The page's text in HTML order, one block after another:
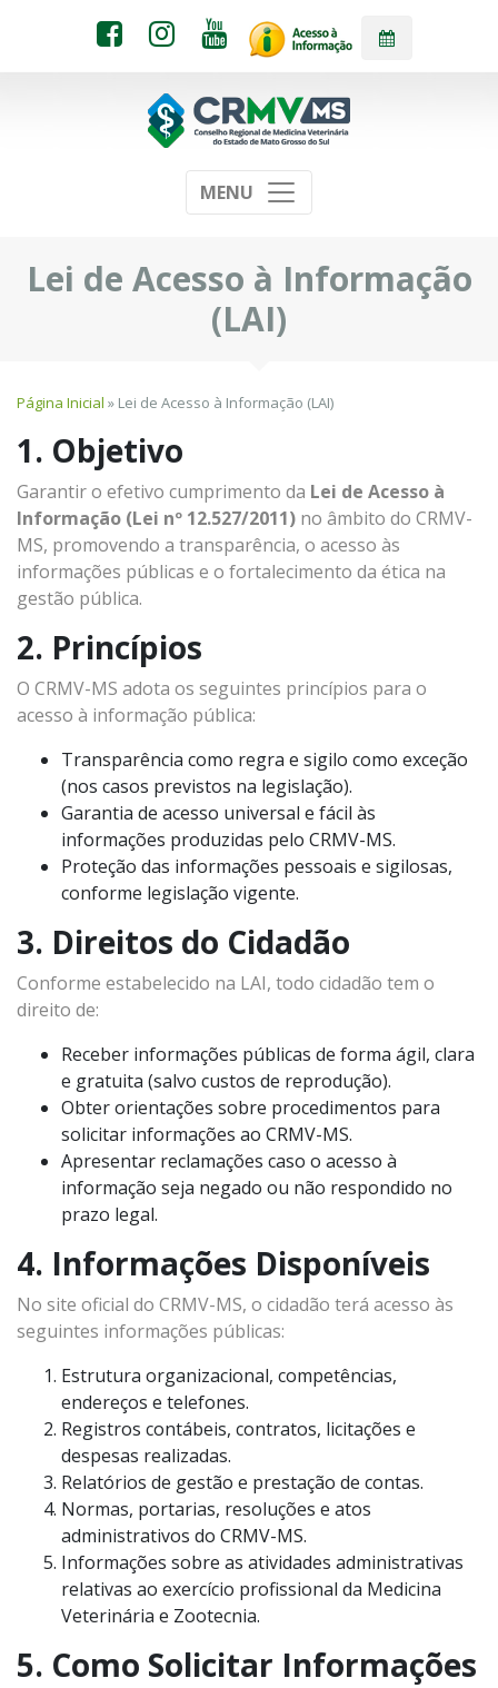
MENU
Lei de Acesso à Informação
(LAI)
Página Inicial » Lei de Acesso à Informação (LAI)
1. Objetivo
Garantir o efetivo cumprimento da Lei de Acesso à
Informação (Lei nº 12.527/2011) no âmbito do CRMV-
MS, promovendo a transparência, o acesso às
informações públicas e o fortalecimento da ética na
gestão pública.
2. Princípios
O CRMV-MS adota os seguintes princípios para o
acesso à informação pública:
Transparência como regra e sigilo como exceção
(nos casos previstos na legislação).
Garantia de acesso universal e fácil às
informações produzidas pelo CRMV-MS.
Proteção das informações pessoais e sigilosas,
conforme legislação vigente.
3. Direitos do Cidadão
Conforme estabelecido na LAI, todo cidadão tem o
direito de:
Receber informações públicas de forma ágil, clara
e gratuita (salvo custos de reprodução).
Obter orientações sobre procedimentos para
solicitar informações ao CRMV-MS.
Apresentar reclamações caso o acesso à
informação seja negado ou não respondido no
prazo legal.
4. Informações Disponíveis
No site oficial do CRMV-MS, o cidadão terá acesso às
seguintes informações públicas:
Estrutura organizacional, competências,
endereços e telefones.
Registros contábeis, contratos, licitações e
despesas realizadas.
Relatórios de gestão e prestação de contas.
Normas, portarias, resoluções e atos
administrativos do CRMV-MS.
Informações sobre as atividades administrativas
relativas ao exercício profissional da Medicina
Veterinária e Zootecnia.
5. Como Solicitar Informações